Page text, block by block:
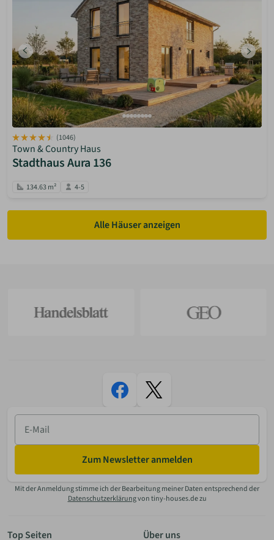
(1046)
Town & Country Haus
Stadthaus Aura 136
134.63 m² 4-5
Alle Häuser anzeigen
E-
Mail
Zum Newsletter anmelden
Mit der Anmeldung stimme ich der Bearbeitung meiner Daten entsprechend der
Datenschutzerklärungvon tiny-houses.de zu
Top Seiten Über uns